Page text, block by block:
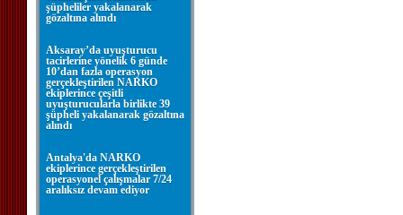
şüpheliler yakalanarak
gözaltına alındı
Aksaray’da uyuşturucu
tacirlerine yönelik 6 günde
10’dan fazla operasyon
gerçekleştirilen NARKO
ekiplerince çeşitli
uyuşturucularla birlikte 39
şüpheli yakalanarak gözaltına
alındı
Antalya'da NARKO
ekiplerince gerçekleştirilen
operasyonel çalışmalar 7/24
aralıksız devam ediyor